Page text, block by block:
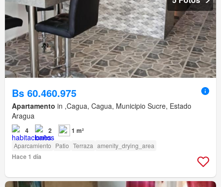
Bs 60.460.975
Apartamento in ,Cagua, Cagua, Municipio Sucre, Estado
Aragua
4 2 1 m²
Aparcamiento Patio Terraza amenity_drying_area
Hace 1 día